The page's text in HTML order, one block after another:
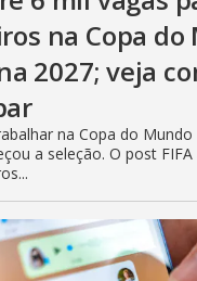
na Copa do
2027; veja
na Copa do Mundo
a seleção. O post